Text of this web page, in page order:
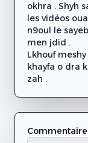
okhra . Shyh
les vidéos
n9oul le
men jdid .
Lkhouf
khayfa o dra
zah .
Commentaire